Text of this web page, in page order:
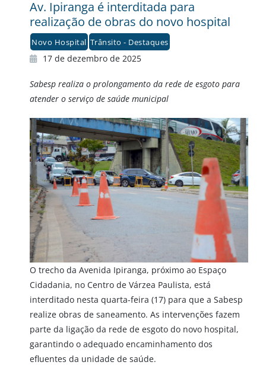
Av. Ipiranga é interditada para
realização de obras do novo hospital
Novo Hospital Trânsito - Destaques
17 de dezembro de 2025
Sabesp realiza o prolongamento da rede de esgoto para
atender o serviço de saúde municipal
O trecho da Avenida Ipiranga, próximo ao Espaço
Cidadania, no Centro de Várzea Paulista, está
interditado nesta quarta-feira (17) para que a Sabesp
realize obras de saneamento. As intervenções fazem
parte da ligação da rede de esgoto do novo hospital,
garantindo o adequado encaminhamento dos
efluentes da unidade de saúde.